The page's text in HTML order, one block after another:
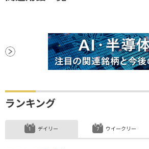
ランキング
デイリー ウイークリー